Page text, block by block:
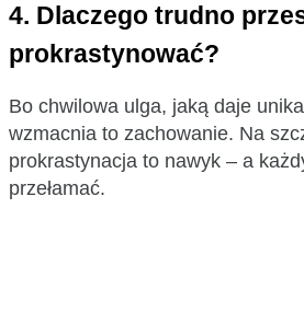
4. Dlaczego trudno
prokrastynować?
Bo chwilowa ulga, jaką daje
wzmacnia to zachowanie. Na
prokrastynacja to nawyk – a
przełamać.